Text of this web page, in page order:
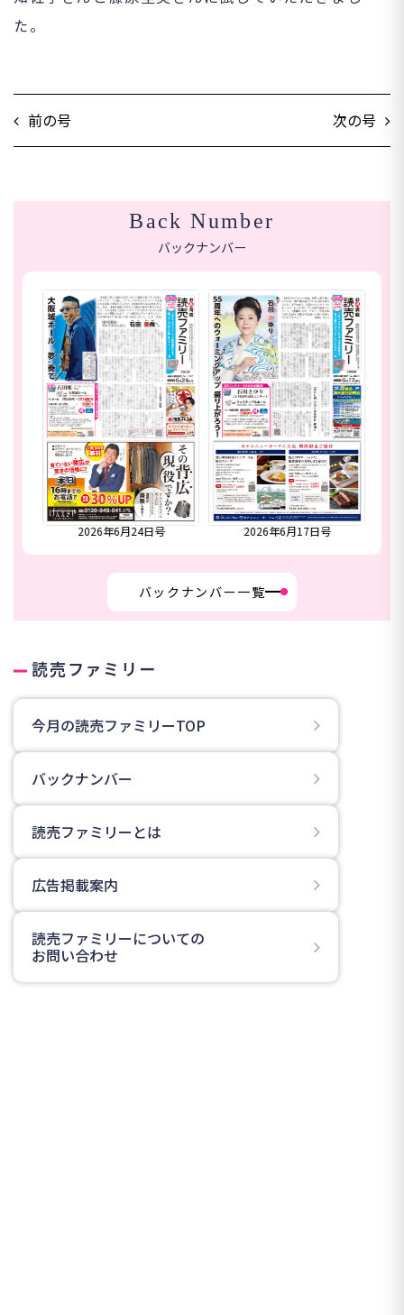
た。
前の号 次の号
Back Number
バックナンバー
2026年6月24日号 2026年6月17日号
バックナンバー一覧
読売ファミリー
今月の読売ファミリーTOP
バックナンバー
読売ファミリーとは
広告掲載案内
読売ファミリーについての
お問い合わせ